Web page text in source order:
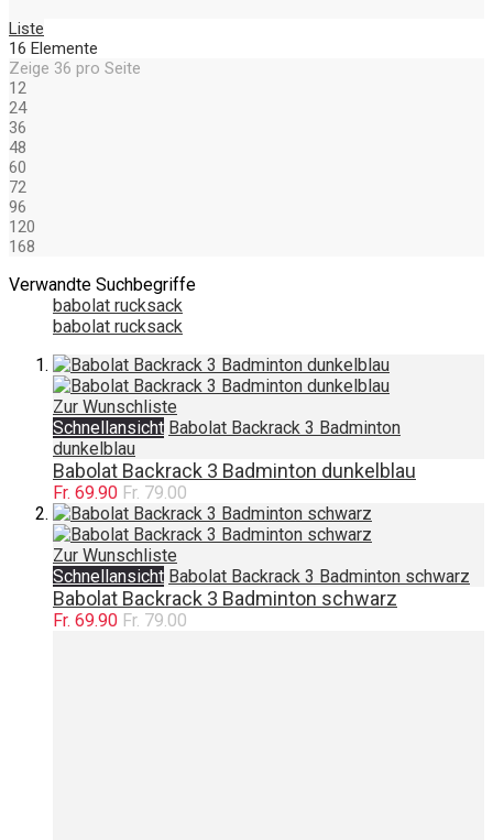
Liste
16 Elemente
Zeige 36 pro Seite
12
24
36
48
60
72
96
120
168
Verwandte Suchbegriffe
babolat rucksack
babolat rucksack
Zur Wunschliste
Schnellansicht Babolat Backrack 3 Badminton
dunkelblau
Babolat Backrack 3 Badminton dunkelblau
Fr. 69.90 Fr. 79.00
Zur Wunschliste
Schnellansicht Babolat Backrack 3 Badminton schwarz
Babolat Backrack 3 Badminton schwarz
Fr. 69.90 Fr. 79.00